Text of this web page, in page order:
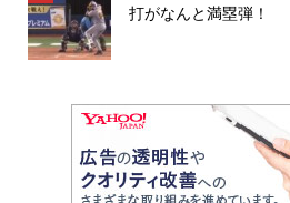
打がなんと満塁弾！